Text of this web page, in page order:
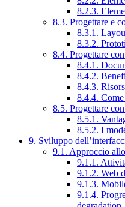
8.2.3.
8.3. Progettare e
8.3.1.
8.3.2.
8.4. Progettare
8.4.1.
8.4.2.
8.4.3.
8.4.4.
8.5. Progettare
8.5.1.
8.5.2. I
9. Sviluppo
9.1. Approccio
9.1.1.
9.1.2. Web
9.1.3.
9.1.4.